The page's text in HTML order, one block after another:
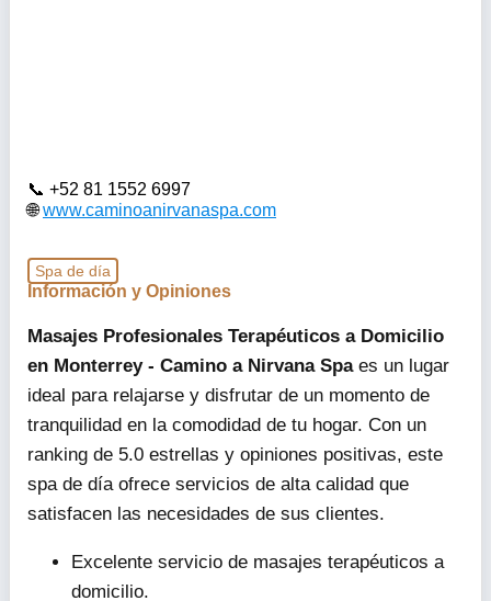
+52 81 1552 6997
www.caminoanirvanaspa.com
Spa de día
Información y Opiniones
Masajes Profesionales Terapéuticos a Domicilio
en Monterrey - Camino a Nirvana Spaes un lugar
ideal para relajarse y disfrutar de un momento de
tranquilidad en la comodidad de tu hogar. Con un
ranking de 5.0 estrellas y opiniones positivas, este
spa de día ofrece servicios de alta calidad que
satisfacen las necesidades de sus clientes.
Excelente servicio de masajes terapéuticos a
domicilio.